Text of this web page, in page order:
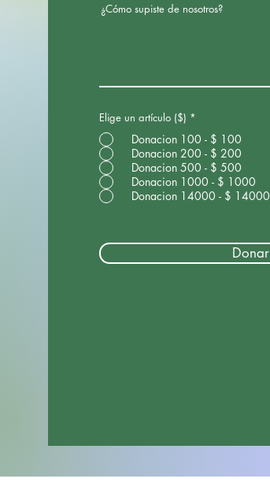
¿Cómo supiste de nosotros?
Elige un artículo ($) *
Donacion 100 - $ 100
Donacion 200 - $ 200
Donacion 500 - $ 500
Donacion 1000 - $ 1000
Donacion 14000 - $ 14000
Donar